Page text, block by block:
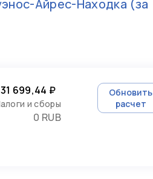
Айрес-Находка (за
699,44 ₽
и сборы
0 RUB
Обновить
расчет